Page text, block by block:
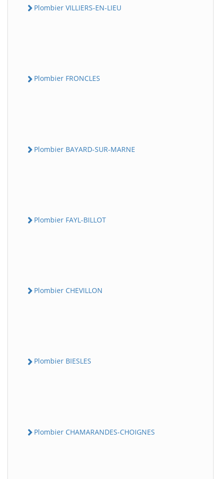
Plombier VILLIERS-EN-LIEU
Plombier FRONCLES
Plombier BAYARD-SUR-MARNE
Plombier FAYL-BILLOT
Plombier CHEVILLON
Plombier BIESLES
Plombier CHAMARANDES-CHOIGNES